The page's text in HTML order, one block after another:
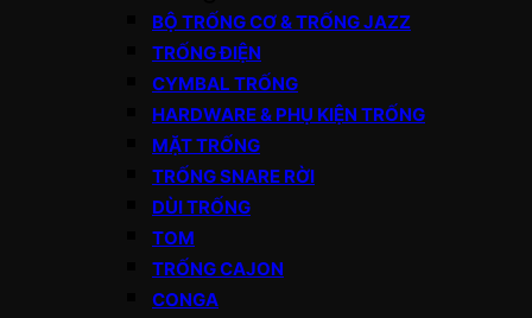
BỘ TRỐNG CƠ & TRỐNG JAZZ
TRỐNG ĐIỆN
CYMBAL TRỐNG
HARDWARE & PHỤ KIỆN TRỐNG
MẶT TRỐNG
TRỐNG SNARE RỜI
DÙI TRỐNG
TOM
TRỐNG CAJON
CONGA